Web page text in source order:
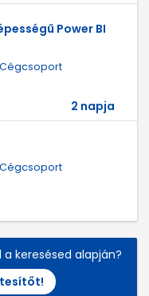
Power BI
2 napja
keresésed alapján?